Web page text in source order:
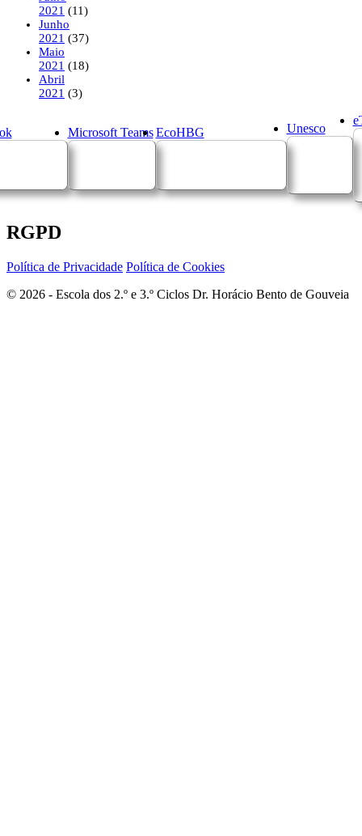
2021 (11)
Junho
2021 (37)
Maio
2021 (18)
Abril
2021 (3)
Microsoft Teams EcoHBG Unesco
RGPD
Política de Privacidade Política de Cookies
© 2026 - Escola dos 2.º e 3.º Ciclos Dr. Horácio Bento de Gouveia